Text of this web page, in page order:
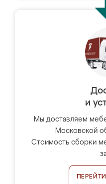
и
Мы доставляем
Московской
Стоимость сборки